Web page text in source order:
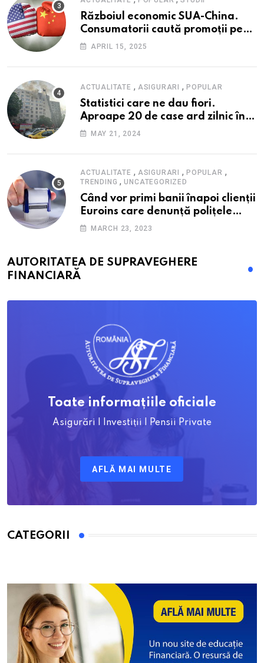
Războiul economic SUA-China.
Consumatorii caută promoții pe
fondul scumpirilor, mai ales la
APRIL 15, 2025
ACTUALITATE , ASIGURARI ,POPULAR
Statistici care ne dau fiori.
Aproape 20 de case ard zilnic în
România, iar pagubele au
nici 40 de lei pe lună
MAY 21, 2024
ACTUALITATE , ASIGURARI ,POPULAR ,
TRENDING ,UNCATEGORIZED
Când vor primi banii înapoi clienții
Euroins care denunță polițele
RCA? Toți pașii și toate termenele
MARCH 23, 2023
AUTORITATEA DE SUPRAVEGHERE
FINANCIARĂ
Toate informațiile oficiale
Asigurări | Investiții | Pensii Private
AFLĂ MAI MULTE
CATEGORII